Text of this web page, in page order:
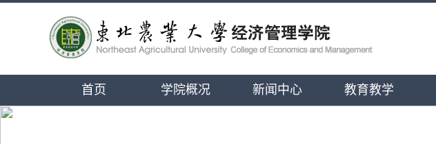
首页 学院概况 新闻中心 教育教学